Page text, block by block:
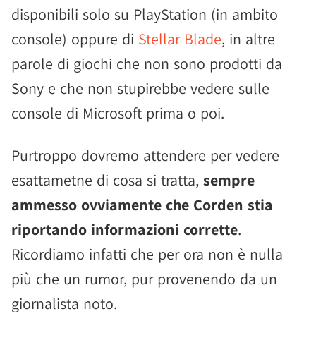
disponibili solo su PlayStation (in ambito
console) oppure di Stellar Blade, in altre
parole di giochi che non sono prodotti da
Sony e che non stupirebbe vedere sulle
console di Microsoft prima o poi.
Purtroppo dovremo attendere per vedere
esattametne di cosa si tratta, sempre
ammesso ovviamente che Corden stia
riportando informazioni corrette.
Ricordiamo infatti che per ora non è nulla
più che un rumor, pur provenendo da un
giornalista noto.